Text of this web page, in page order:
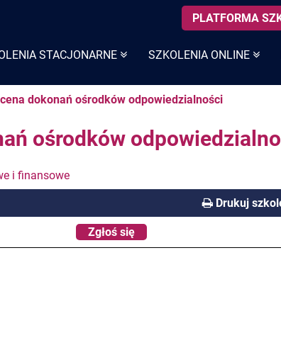
STACJONARNE SZKOLENIA ONLINE
PLATFORMA
dokonań ośrodków odpowiedzialności
ośrodków
i finansowe
Drukuj
Zgłoś się